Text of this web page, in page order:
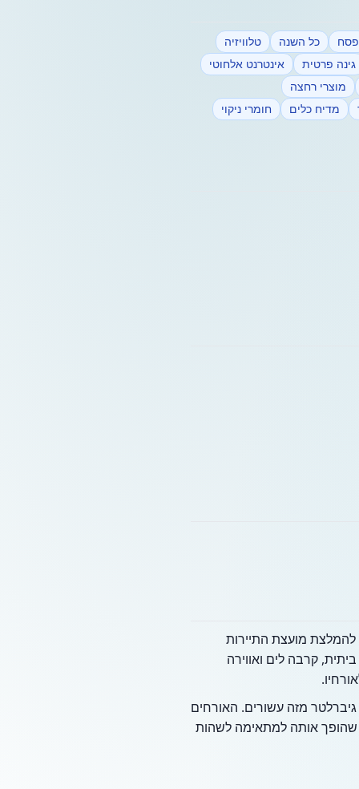
פסח כל השנה
טלוויזיה
גינה פרטית
אינטרנט אלחוטי
מוצרי רחצה
מדיח כלים חומרי ניקוי
להמלצת מועצת התיירות
קרבה לים ואווירה
מזה עשורים. האורחים
שהופך אותה למתאימה לשהות